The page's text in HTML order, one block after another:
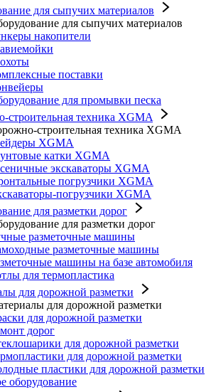
для сыпучих материалов
для сыпучих материалов
накопители
поставки
для промывки песка
строительная техника XGMA
строительная техника XGMA
XGMA
катки XGMA
экскаваторы XGMA
погрузчики XGMA
погрузчики XGMA
для разметки дорог
для разметки дорог
разметочные машины
разметочные машины
машины на базе автомобиля
для термопластика
для дорожной разметки
для дорожной разметки
для дорожной разметки
дорог
для дорожной разметки
для дорожной разметки
пластики для дорожной разметки
оборудование